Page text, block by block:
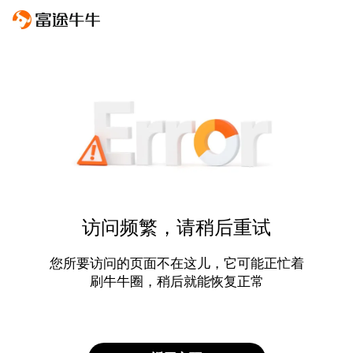
访问频繁，请稍后重试
您所要访问的页面不在这儿，它可能正忙着
刷牛牛圈，稍后就能恢复正常